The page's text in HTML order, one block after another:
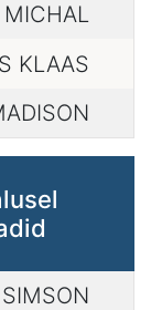
MICHAL
KLAAS